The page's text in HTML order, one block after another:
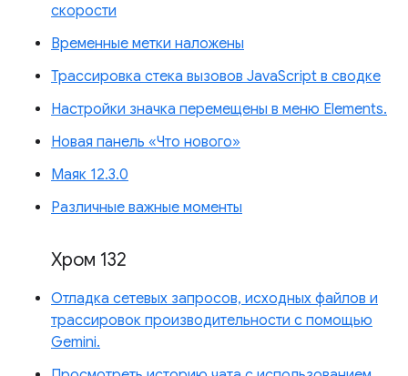
скорости
Временные метки наложены
Трассировка стека вызовов JavaScript в сводке
Настройки значка перемещены в меню Elements.
Новая панель «Что нового»
Маяк 12.3.0
Различные важные моменты
Хром 132
Отладка сетевых запросов, исходных файлов и
трассировок производительности с помощью
Gemini.